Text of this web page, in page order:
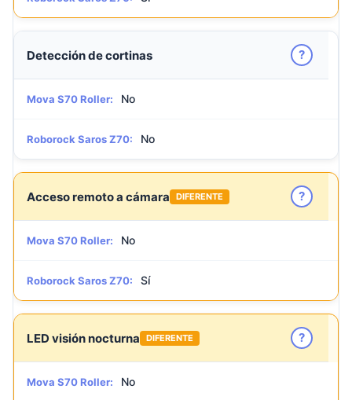
Detección de cortinas ?
Mova S70 Roller: No
Roborock Saros Z70: No
Acceso remoto a cámara DIFERENTE ?
Mova S70 Roller: No
Roborock Saros Z70: Sí
LED visión nocturna DIFERENTE ?
Mova S70 Roller: No